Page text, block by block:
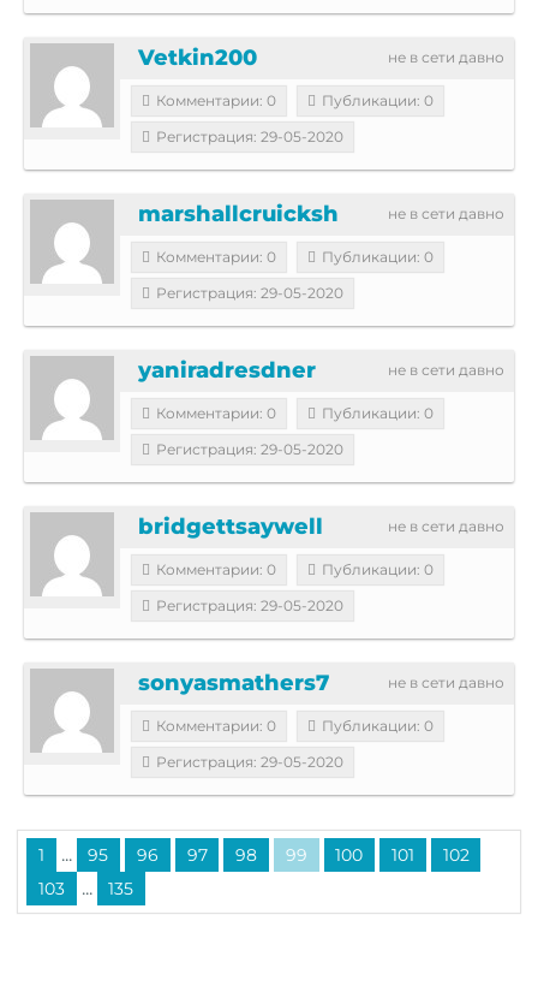
не в сети давно
Vetkin200
Комментарии: 0
Публикации: 0
Регистрация: 29-05-2020
не в сети давно
marshallcruicksh
Комментарии: 0
Публикации: 0
Регистрация: 29-05-2020
не в сети давно
yaniradresdner
Комментарии: 0
Публикации: 0
Регистрация: 29-05-2020
не в сети давно
bridgettsaywell
Комментарии: 0
Публикации: 0
Регистрация: 29-05-2020
не в сети давно
sonyasmathers7
Комментарии: 0
Публикации: 0
Регистрация: 29-05-2020
1 ... 95 96 97 98 99 100 101
102
103
... 135